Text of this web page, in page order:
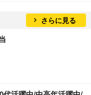
さらに見る